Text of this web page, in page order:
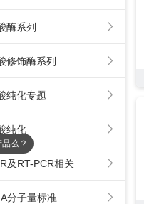
酶系列
修饰酶系列
纯化专题
纯化
及RT-PCR相关
分子量标准
么？